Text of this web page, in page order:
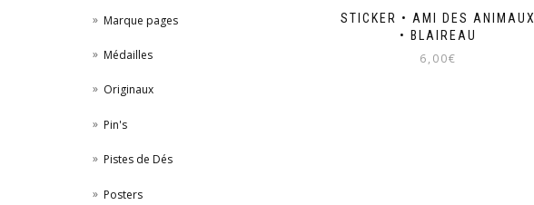
STICKER • AMI DES ANIMAUX
• BLAIREAU
6,00€
Marque pages
Médailles
Originaux
Pin's
Pistes de Dés
Posters